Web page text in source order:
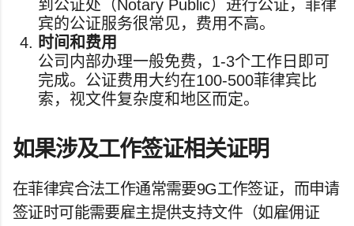
到公证处（Notary Public）进行公证，菲律
宾的公证服务很常见，费用不高。
时间和费用
公司内部办理一般免费，1-3个工作日即可
完成。公证费用大约在100-500菲律宾比
索，视文件复杂度和地区而定。
如果涉及工作签证相关证明
在菲律宾合法工作通常需要9G工作签证，而申请
签证时可能需要雇主提供支持文件（如雇佣证